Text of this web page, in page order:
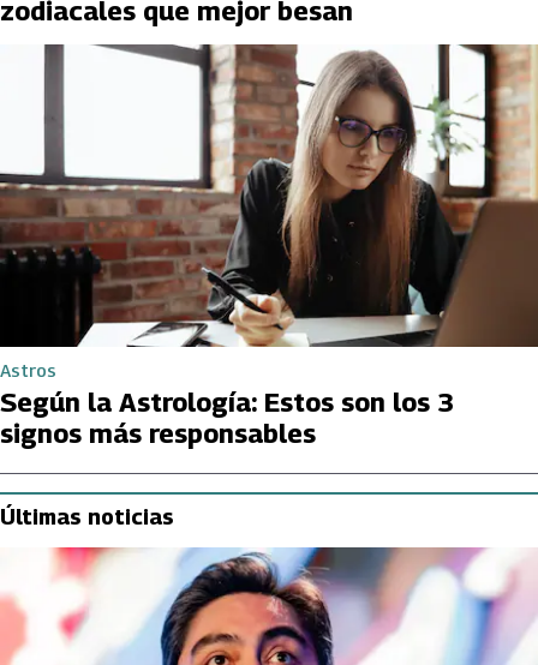
zodiacales que mejor besan
Astros
Según la Astrología: Estos son los 3
signos más responsables
Últimas noticias